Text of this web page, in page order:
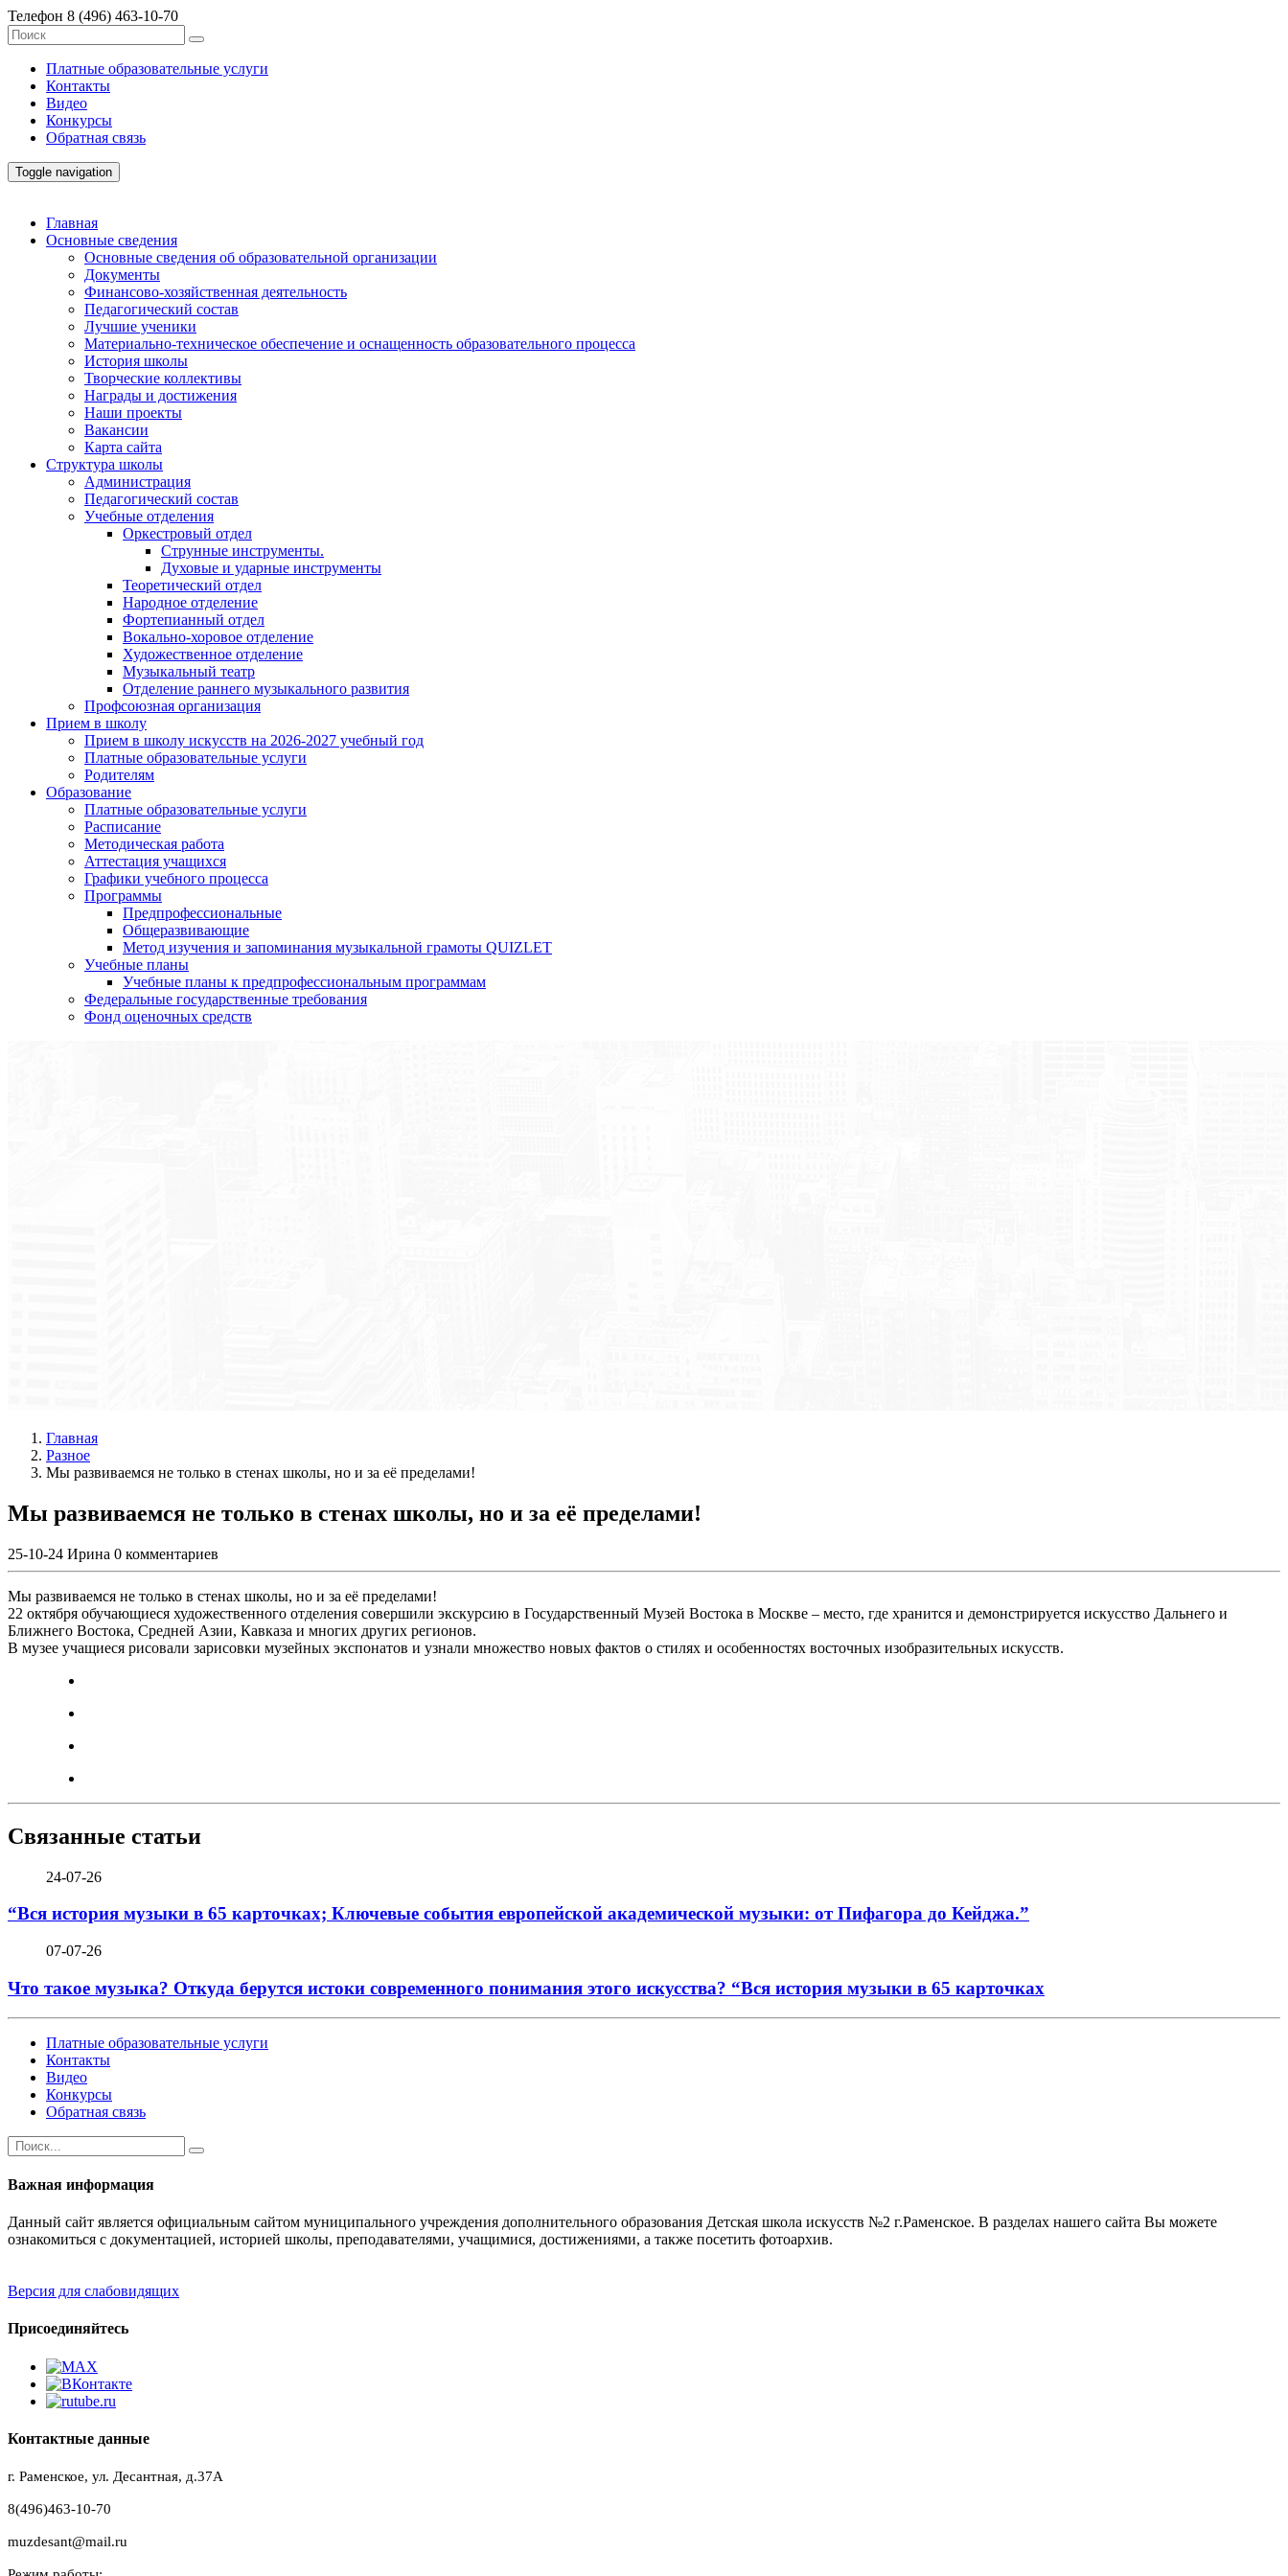
Телефон 8 (496) 463-10-70
Платные образовательные услуги
Контакты
Видео
Конкурсы
Обратная связь
Toggle navigation
Главная
Основные сведения
Основные сведения об образовательной организации
Документы
Финансово-хозяйственная деятельность
Педагогический состав
Лучшие ученики
Материально-техническое обеспечение и оснащенность образовательного процесса
История школы
Творческие коллективы
Награды и достижения
Наши проекты
Вакансии
Карта сайта
Структура школы
Администрация
Педагогический состав
Учебные отделения
Оркестровый отдел
Струнные инструменты.
Духовые и ударные инструменты
Теоретический отдел
Народное отделение
Фортепианный отдел
Вокально-хоровое отделение
Художественное отделение
Музыкальный театр
Отделение раннего музыкального развития
Профсоюзная организация
Прием в школу
Прием в школу искусств на 2026-2027 учебный год
Платные образовательные услуги
Родителям
Образование
Платные образовательные услуги
Расписание
Методическая работа
Аттестация учащихся
Графики учебного процесса
Программы
Предпрофессиональные
Общеразвивающие
Метод изучения и запоминания музыкальной грамоты QUIZLET
Учебные планы
Учебные планы к предпрофессиональным программам
Федеральные государственные требования
Фонд оценочных средств
Главная
Разное
Мы развиваемся не только в стенах школы, но и за её пределами!
Мы развиваемся не только в стенах школы, но и за её пределами!
25-10-24 Ирина 0 комментариев
Мы развиваемся не только в стенах школы, но и за её пределами!
22 октября обучающиеся художественного отделения совершили экскурсию в Государственный Музей Востока в Москве – место, где хранится и демонстрируется искусство Дальнего и
Ближнего Востока, Средней Азии, Кавказа и многих других регионов.
В музее учащиеся рисовали зарисовки музейных экспонатов и узнали множество новых фактов о стилях и особенностях восточных изобразительных искусств.
Связанные статьи
24-07-26
“Вся история музыки в 65 карточках; Ключевые события европейской академической музыки: от Пифагора до Кейджа.”
07-07-26
Что такое музыка? Откуда берутся истоки современного понимания этого искусства? “Вся история музыки в 65 карточках
Платные образовательные услуги
Контакты
Видео
Конкурсы
Обратная связь
Важная информация
Данный сайт является официальным сайтом муниципального учреждения дополнительного образования Детская школа искусств №2 г.Раменское. В разделах нашего сайта Вы можете
ознакомиться с документацией, историей школы, преподавателями, учащимися, достижениями, а также посетить фотоархив.
Версия для слабовидящих
Присоединяйтесь
Контактные данные
г. Раменское, ул. Десантная, д.37A
8(496)463-10-70
muzdesant@mail.ru